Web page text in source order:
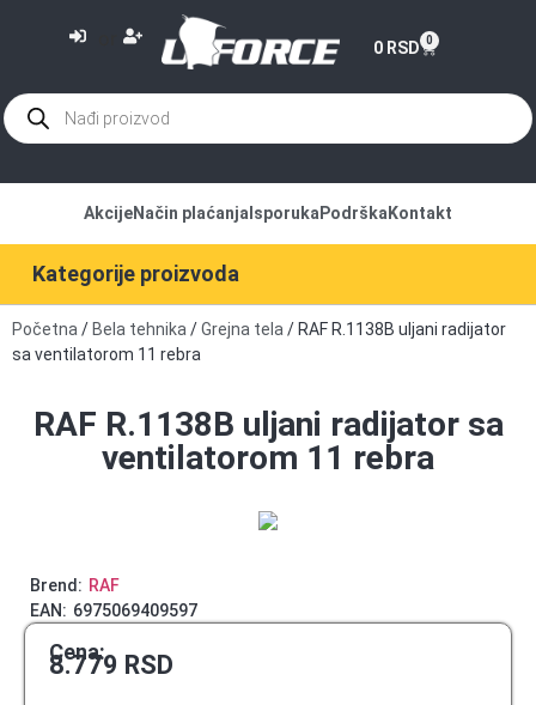
0 RSD 0
Kategorije proizvoda
AkcijeNačin plaćanja Isporuka Podrška Kontakt
Početna / Bela tehnika /Grejna tela / RAF R.1138B uljani radijator
sa ventilatorom 11 rebra
RAF R.1138B uljani radijator sa
ventilatorom 11 rebra
Brend: RAF
EAN: 6975069409597
Cena:
8.779 RSD